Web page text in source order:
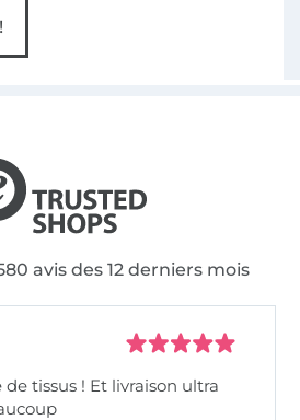
avis des 12 derniers mois
tissus ! Et livraison ultra